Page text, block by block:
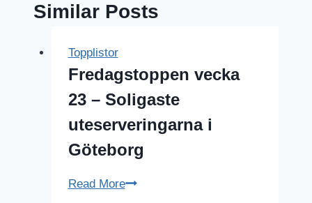
Similar Posts
Topplistor
Fredagstoppen vecka
23 – Soligaste
uteserveringarna i
Göteborg
Read MoreFredagstoppen